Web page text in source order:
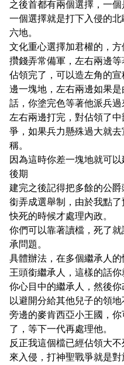
之後首都有兩個選擇，一
一個選擇就是打下入侵的
六地。
文化重心選擇加君權的，方
攢錢弄常備軍，左右兩邊
佔領完了，可以造左角的
邊一塊地，左右兩邊如果
話，你塗完色等著他派兵過
左右兩邊打完，對佔領了
爭，如果兵力懸殊過大就
稱。
因為這時你差一塊地就可以
後期
建完之後記得把多餘的公
銜弄成選舉制，由於我點
快死的時候才處理內政。
你們可以靠著讀檔，死了
承問題。
具體辦法，在多個繼承人
王頭銜繼承人，這樣的話
你心目中的繼承人，然後
以避開分給其他兒子的領地
旁邊的麥肯西亞小王國，
了，等下一代再處理他。
反正我這個檔已經佔領大
來入侵，打神聖戰爭就是對